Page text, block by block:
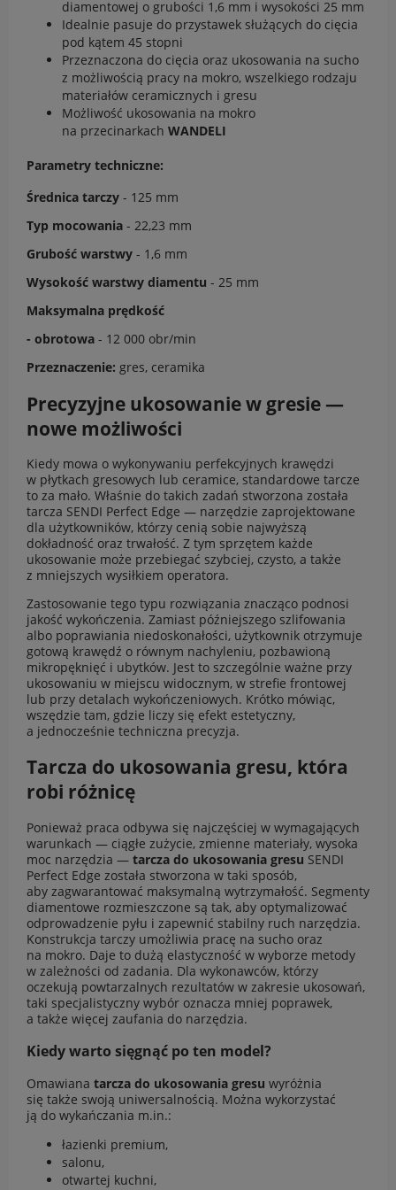
diamentowej o grubości 1,6 mm i wysokości 25 mm
Idealnie pasuje do przystawek służących do cięcia
pod kątem 45 stopni
Przeznaczona do cięcia oraz ukosowania na sucho
z możliwością pracy na mokro, wszelkiego rodzaju
materiałów ceramicznych i gresu
Możliwość ukosowania na mokro
na przecinarkach WANDELI
Parametry techniczne:
Średnica tarczy - 125 mm
Typ mocowania - 22,23 mm
Grubość warstwy - 1,6 mm
Wysokość warstwy diamentu - 25 mm
Maksymalna prędkość
- obrotowa - 12 000 obr/min
Przeznaczenie: gres, ceramika
Precyzyjne ukosowanie w gresie —
nowe możliwości
Kiedy mowa o wykonywaniu perfekcyjnych krawędzi
w płytkach gresowych lub ceramice, standardowe tarcze
to za mało. Właśnie do takich zadań stworzona została
tarcza SENDI Perfect Edge — narzędzie zaprojektowane
dla użytkowników, którzy cenią sobie najwyższą
dokładność oraz trwałość. Z tym sprzętem każde
ukosowanie może przebiegać szybciej, czysto, a także
z mniejszych wysiłkiem operatora.
Zastosowanie tego typu rozwiązania znacząco podnosi
jakość wykończenia. Zamiast późniejszego szlifowania
albo poprawiania niedoskonałości, użytkownik otrzymuje
gotową krawędź o równym nachyleniu, pozbawioną
mikropęknięć i ubytków. Jest to szczególnie ważne przy
ukosowaniu w miejscu widocznym, w strefie frontowej
lub przy detalach wykończeniowych. Krótko mówiąc,
wszędzie tam, gdzie liczy się efekt estetyczny,
a jednocześnie techniczna precyzja.
Tarcza do ukosowania gresu, która
robi różnicę
Ponieważ praca odbywa się najczęściej w wymagających
warunkach — ciągłe zużycie, zmienne materiały, wysoka
moc narzędzia — tarcza do ukosowania gresu SENDI
Perfect Edge została stworzona w taki sposób,
aby zagwarantować maksymalną wytrzymałość. Segmenty
diamentowe rozmieszczone są tak, aby optymalizować
odprowadzenie pyłu i zapewnić stabilny ruch narzędzia.
Konstrukcja tarczy umożliwia pracę na sucho oraz
na mokro. Daje to dużą elastyczność w wyborze metody
w zależności od zadania. Dla wykonawców, którzy
oczekują powtarzalnych rezultatów w zakresie ukosowań,
taki specjalistyczny wybór oznacza mniej poprawek,
a także więcej zaufania do narzędzia.
Kiedy warto sięgnąć po ten model?
Omawiana tarcza do ukosowania gresu wyróżnia
się także swoją uniwersalnością. Można wykorzystać
ją do wykańczania m.in.:
łazienki premium,
salonu,
otwartej kuchni,